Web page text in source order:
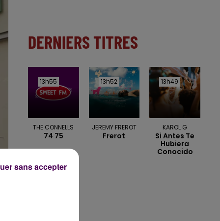
DERNIERS TITRES
13h55
13h55
THE CONNELLS
74 75
13h52
13h52
JEREMY FREROT
Frerot
13h49
13h49
KAROL G
Si Antes Te
Hubiera
Conocido
sans accepter